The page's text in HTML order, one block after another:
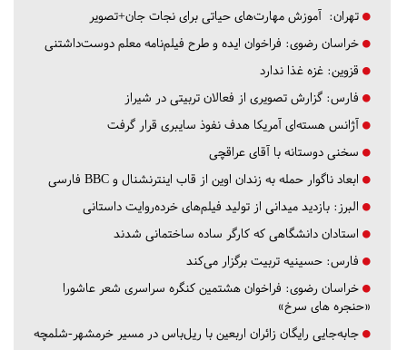
تهران: آموزش مهارت‌های حیاتی برای نجات جان+تصویر
خراسان رضوی: فراخوان ایده و طرح فیلم‌نامه معلم دوست‌داشتنی
قزوین: غزه غذا ندارد
فارس: گزارش تصویری از فعالان تربیتی در شیراز
آژانس هسته‌ای آمریکا هدف نفوذ سایبری قرار گرفت
سخنی دوستانه با آقای عراقچی
ابعاد ناگوار حمله به زندان اوین از قاب اینترنشنال و BBC فارسی
البرز: بازدید میدانی از تولید فیلم‌های خرده‌روایت داستانی
استادان دانشگاهی که کارگر ساده ساختمانی شدند
فارس: حسینیه تربیت برگزار می‌کند
خراسان رضوی: فراخوان هشتمین کنگره سراسری شعر عاشورا
«حنجره های سرخ»
جابه‌جایی رایگان زائران اربعین با ریل‌باس در مسیر خرمشهر-شلمچه